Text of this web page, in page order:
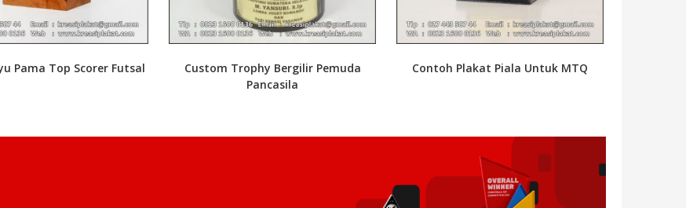
Pama Top Scorer Futsal
Custom Trophy Bergilir Pemuda
Pancasila
Contoh Plakat Piala Untuk MTQ